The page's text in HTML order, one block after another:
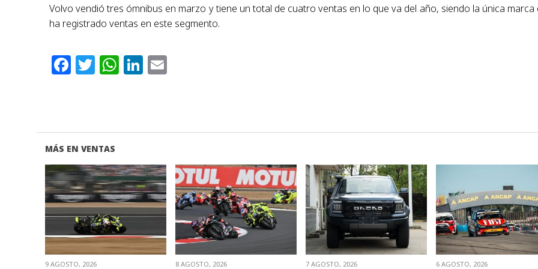
Volvo vendió tres ómnibus en marzo y tiene un total de cuatro ventas en lo que va del año, siendo la única marca
ha registrado ventas en este segmento.
Facebook
Twitter
WhatsApp
LinkedIn
MÁS EN VENTAS
VER NOTA
9 AGOSTO, 2026
VER NOTA
8 AGOSTO, 2026
VER NOTA
7 AGOSTO, 2026
VER NOTA
6 AGOSTO, 2026